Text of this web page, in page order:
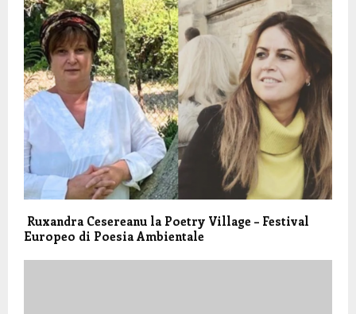
Ruxandra Cesereanu la Poetry Village – Festival
Europeo di Poesia Ambientale